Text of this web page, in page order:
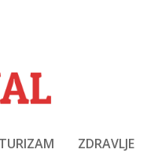
TURIZAM ZDRAVLJE